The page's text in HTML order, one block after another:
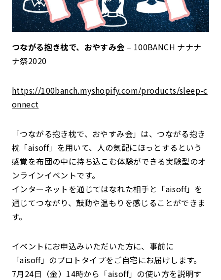
つながる抱き枕で、おやすみ会 – 100BANCH ナナナ
ナ祭2020
https://100banch.myshopify.com/products/sleep-c
onnect
「つながる抱き枕で、おやすみ会」は、つながる抱き
枕「aisoff」を用いて、人の気配にほっとするという
感覚を布団の中に持ち込こむ体験ができる実験型のオ
ンラインイベントです。
インターネットを通じてはなれた相手と「aisoff」を
通じてつながり、鼓動や温もりを感じることができま
す。
イベントにお申込みいただいた方に、事前に
「aisoff」のプロトタイプをご自宅にお届けします。
7月24日（金）14時から「aisoff」の使い方を説明す